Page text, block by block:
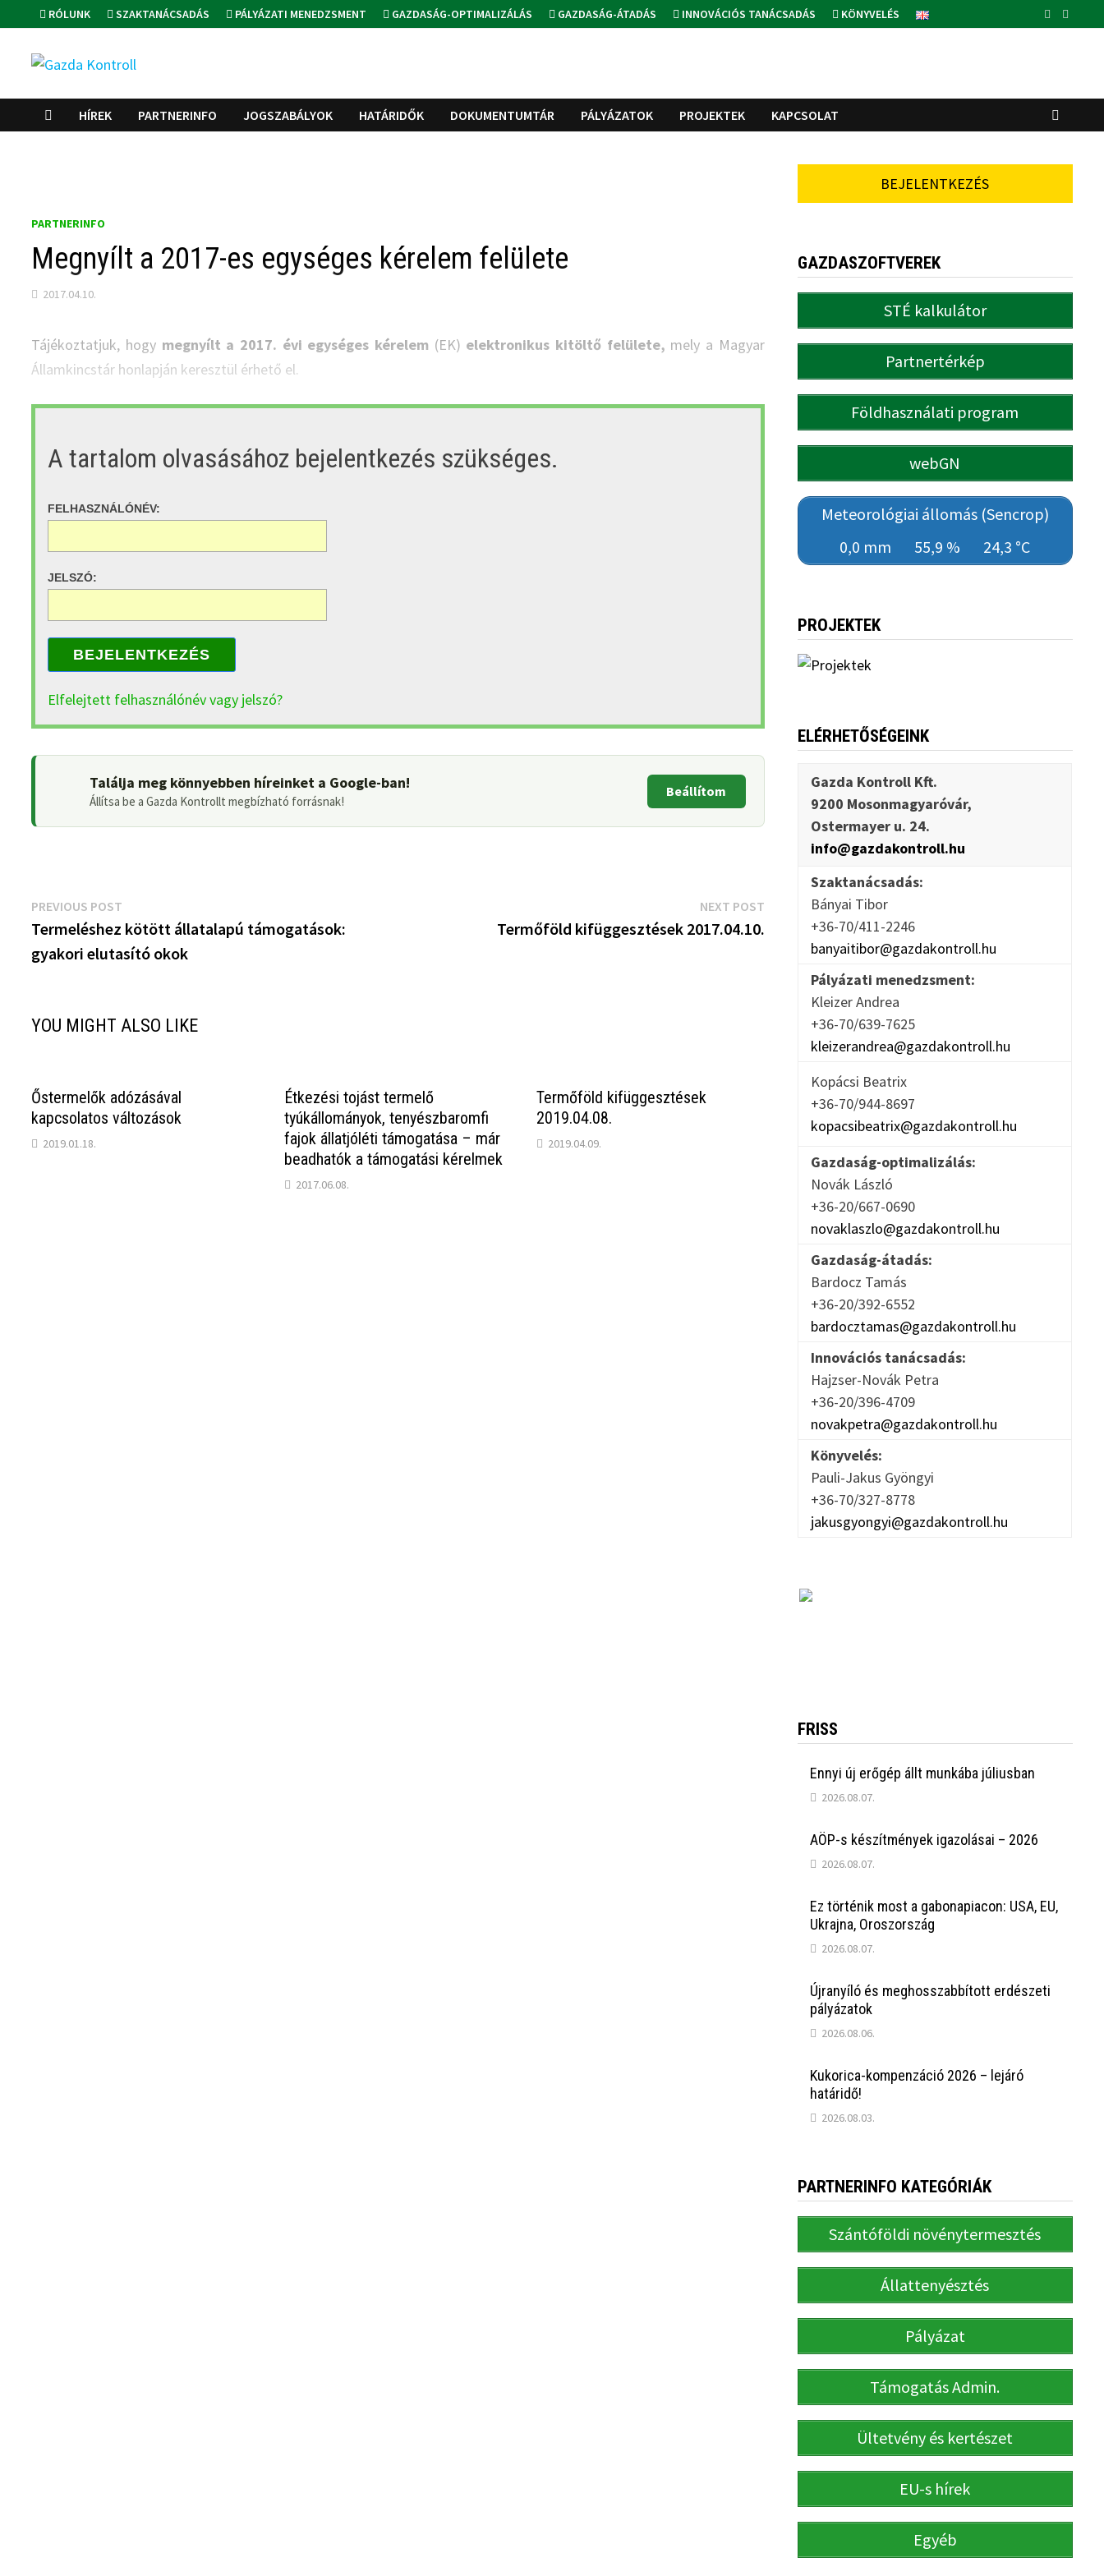
to
content
RÓLUNK SZAKTANÁCSADÁS PÁLYÁZATI MENEDZSMENT GAZDASÁG-OPTIMALIZÁLÁS GAZDASÁG-ÁTADÁS INNOVÁCIÓS TANÁCSADÁS KÖNYVELÉS
HÍREK PARTNERINFO JOGSZABÁLYOK HATÁRIDŐK DOKUMENTUMTÁR PÁLYÁZATOK PROJEKTEK KAPCSOLAT
PARTNERINFO
Megnyílt a 2017-es egységes kérelem felülete
2017.04.10.
Tájékoztatjuk, hogy megnyílt a 2017. évi egységes kérelem (EK) elektronikus kitöltő felülete, mely a Magyar
Államkincstár honlapján keresztül érhető el.
A tartalom olvasásához bejelentkezés szükséges.
FELHASZNÁLÓNÉV:
JELSZÓ:
BEJELENTKEZÉS
Elfelejtett felhasználónév vagy jelszó?
Találja meg könnyebben híreinket a Google-ban!
Állítsa be a Gazda Kontrollt megbízható forrásnak!
Beállítom
Bejegyzés
navigáció
PREVIOUS POST
post:
Termeléshez kötött állatalapú támogatások:
gyakori elutasító okok
NEXT POSTNext
Termőföld kifüggesztések 2017.04.10.
YOU MIGHT ALSO LIKE
Őstermelők adózásával
kapcsolatos változások
2019.01.18.
Étkezési tojást termelő
tyúkállományok, tenyészbaromfi
fajok állatjóléti támogatása – már
beadhatók a támogatási kérelmek
2017.06.08.
Termőföld kifüggesztések
2019.04.08.
2019.04.09.
BEJELENTKEZÉS
GAZDASZOFTVEREK
STÉ kalkulátor
Partnertérkép
Földhasználati program
webGN
Meteorológiai állomás (Sencrop)
0,0 mm
55,9 % 24,3 °C
PROJEKTEK
ELÉRHETŐSÉGEINK
Gazda Kontroll Kft.
9200 Mosonmagyaróvár,
Ostermayer u. 24.
info@gazdakontroll.hu
Szaktanácsadás:
Bányai Tibor
+36-70/411-2246
banyaitibor@gazdakontroll.hu
Pályázati menedzsment:
Kleizer Andrea
+36-70/639-7625
kleizerandrea@gazdakontroll.hu
Kopácsi Beatrix
+36-70/944-8697
kopacsibeatrix@gazdakontroll.hu
Gazdaság-optimalizálás:
Novák László
+36-20/667-0690
novaklaszlo@gazdakontroll.hu
Gazdaság-átadás:
Bardocz Tamás
+36-20/392-6552
bardocztamas@gazdakontroll.hu
Innovációs tanácsadás:
Hajzser-Novák Petra
+36-20/396-4709
novakpetra@gazdakontroll.hu
Könyvelés:
Pauli-Jakus Gyöngyi
+36-70/327-8778
jakusgyongyi@gazdakontroll.hu
FRISS
Ennyi új erőgép állt munkába júliusban
2026.08.07.
AÖP-s készítmények igazolásai – 2026
2026.08.07.
Ez történik most a gabonapiacon: USA, EU,
Ukrajna, Oroszország
2026.08.07.
Újranyíló és meghosszabbított erdészeti
pályázatok
2026.08.06.
Kukorica-kompenzáció 2026 – lejáró
határidő!
2026.08.03.
PARTNERINFO KATEGÓRIÁK
Szántóföldi növénytermesztés
Állattenyésztés
Pályázat
Támogatás Admin.
Ültetvény és kertészet
EU-s hírek
Egyéb